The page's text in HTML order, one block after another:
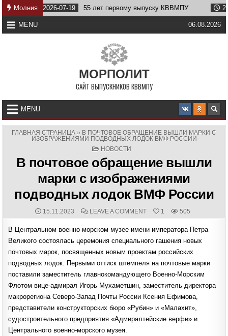
Skip
to
content
Молния
2026-07-19 55 лет первому выпуску КВВМПУ 2026-07-
MENU 06.08.2026
МОРПОЛИТ
САЙТ ВЫПУСКНИКОВ КВВМПУ
MENU
ГЛАВНАЯ СТРАНИЦА » В ПОЧТОВОЕ ОБРАЩЕНИЕ ВЫШЛИ МАРКИ С
ИЗОБРАЖЕНИЯМИ ПОДВОДНЫХ ЛОДОК ВМФ РОССИИ
POSTED
НОВОСТИ
В почтовое обращение вышли
марки с изображениями
подводных лодок ВМФ России
PUBLISHED
DATE:
15.11.2023 COMMENTS:
LEAVE A COMMENTON
В
ОБРАЩЕНИЕ
ВЫШЛИ
МАРКИ
ИЗОБРАЖЕНИЯМИ
ЛОДОК
ВМФ
РОССИИ
1 505
В Центральном военно-морском музее имени императора Петра
Великого состоялась церемония специального гашения новых
почтовых марок, посвященных новым проектам российских
подводных лодок. Первыми оттиск штемпеля на почтовые марки
поставили заместитель главнокомандующего Военно-Морским
Флотом вице-адмирал Игорь Мухаметшин, заместитель директора
макрорегиона Северо-Запад Почты России Ксения Ефимова,
представители конструкторских бюро «Рубин» и «Малахит»,
судостроительного предприятия «Адмиралтейские верфи» и
Центрального военно-морского музея.